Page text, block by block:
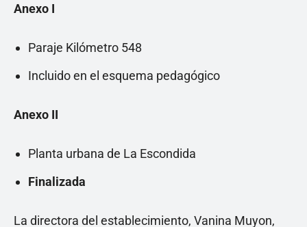
Anexo I
Paraje Kilómetro 548
Incluido en el esquema pedagógico
Anexo II
Planta urbana de La Escondida
Finalizada
La directora del establecimiento, Vanina Muyon,